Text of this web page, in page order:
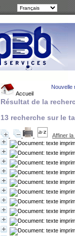
Accueil
Nouvelle
Résultat de la
13 recherche sur le
Affiner